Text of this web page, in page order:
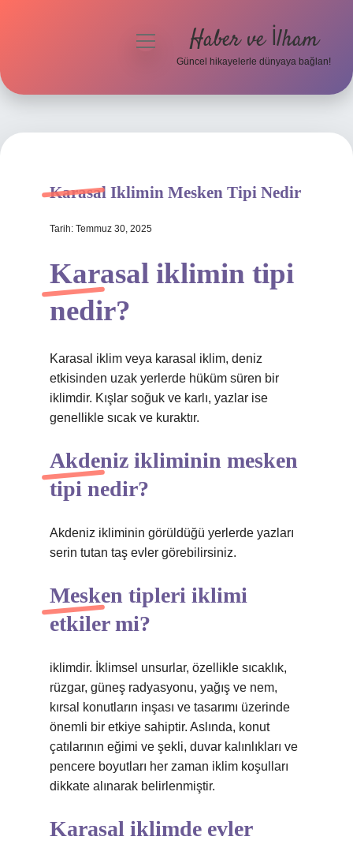
Hakkımızda
menüyü
Haber ve İlham
Güncel hikayelerle dünyaya bağlan!
Karasal Iklimin Mesken Tipi Nedir
Tarih: Temmuz 30, 2025
Karasal iklimin tipi
nedir?
Karasal iklim veya karasal iklim, deniz
etkisinden uzak yerlerde hüküm süren bir
iklimdir. Kışlar soğuk ve karlı, yazlar ise
genellikle sıcak ve kuraktır.
Akdeniz ikliminin mesken
tipi nedir?
Akdeniz ikliminin görüldüğü yerlerde yazları
serin tutan taş evler görebilirsiniz.
Mesken tipleri iklimi
etkiler mi?
iklimdir. İklimsel unsurlar, özellikle sıcaklık,
rüzgar, güneş radyasyonu, yağış ve nem,
kırsal konutların inşası ve tasarımı üzerinde
önemli bir etkiye sahiptir. Aslında, konut
çatılarının eğimi ve şekli, duvar kalınlıkları ve
pencere boyutları her zaman iklim koşulları
dikkate alınarak belirlenmiştir.
Karasal iklimde evler